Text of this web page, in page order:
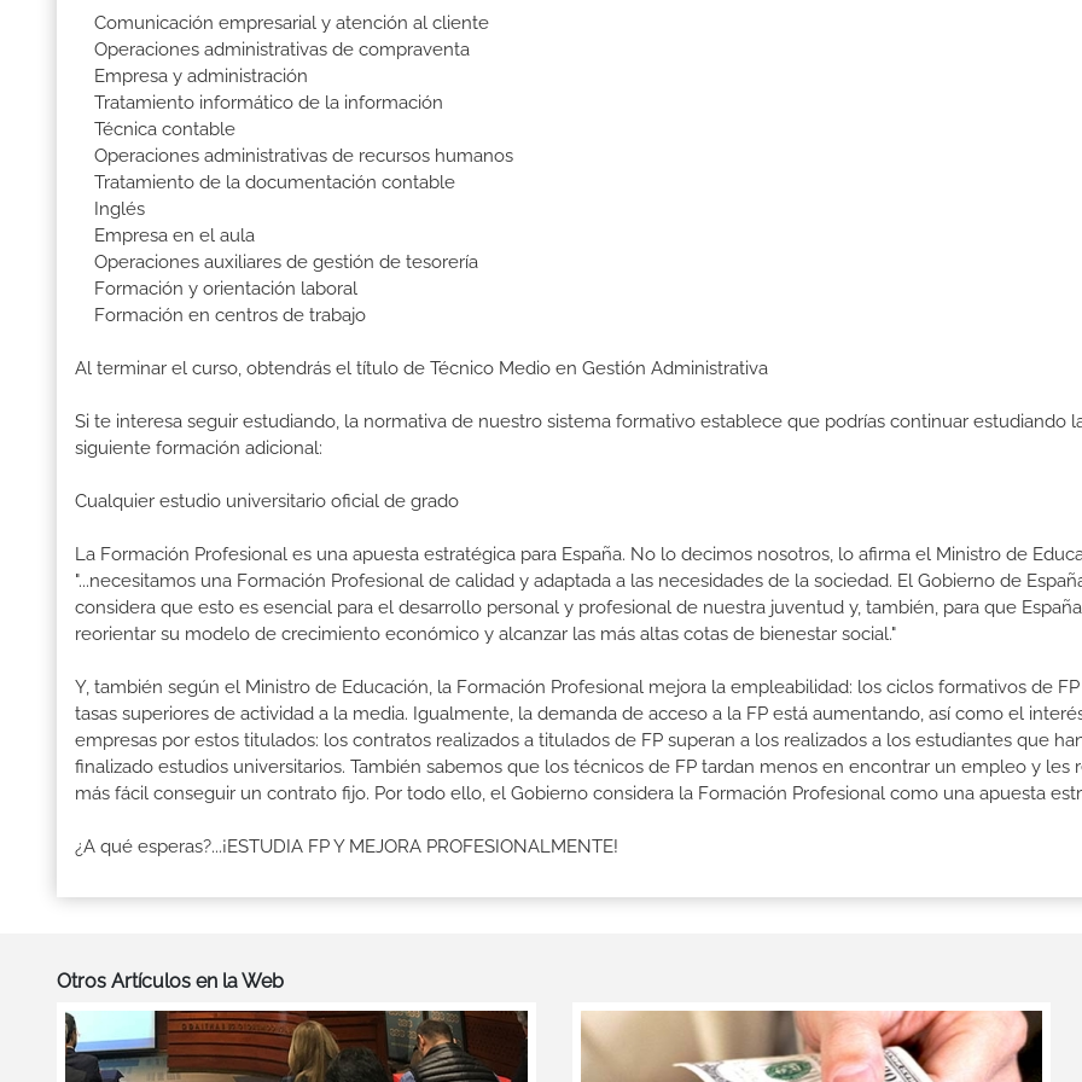
Comunicación empresarial y atención al cliente
Operaciones administrativas de compraventa
Empresa y administración
Tratamiento informático de la información
Técnica contable
Operaciones administrativas de recursos humanos
Tratamiento de la documentación contable
Inglés
Empresa en el aula
Operaciones auxiliares de gestión de tesorería
Formación y orientación laboral
Formación en centros de trabajo
Al terminar el curso, obtendrás el título de Técnico Medio en Gestión Administrativa
Si te interesa seguir estudiando, la normativa de nuestro sistema formativo establece que podrías continuar estudiando
siguiente formación adicional:
Cualquier estudio universitario oficial de grado
La Formación Profesional es una apuesta estratégica para España. No lo decimos nosotros, lo afirma el Ministro de
"...necesitamos una Formación Profesional de calidad y adaptada a las necesidades de la sociedad. El Gobierno de
considera que esto es esencial para el desarrollo personal y profesional de nuestra juventud y, también, para que
reorientar su modelo de crecimiento económico y alcanzar las más altas cotas de bienestar social."
Y, también según el Ministro de Educación, la Formación Profesional mejora la empleabilidad: los ciclos formativos de
tasas superiores de actividad a la media. Igualmente, la demanda de acceso a la FP está aumentando, así como el
empresas por estos titulados: los contratos realizados a titulados de FP superan a los realizados a los estudiantes que
finalizado estudios universitarios. También sabemos que los técnicos de FP tardan menos en encontrar un empleo y les
más fácil conseguir un contrato fijo. Por todo ello, el Gobierno considera la Formación Profesional como una apuesta
¿A qué esperas?...¡ESTUDIA FP Y MEJORA PROFESIONALMENTE!
Otros Artículos en la Web